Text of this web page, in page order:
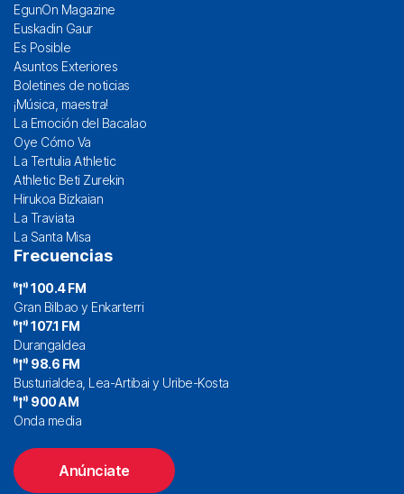
EgunOn Magazine
Euskadin Gaur
Es Posible
Asuntos Exteriores
Boletines de noticias
¡Música, maestra!
La Emoción del Bacalao
Oye Cómo Va
La Tertulia Athletic
Athletic Beti Zurekin
Hirukoa Bizkaian
La Traviata
La Santa Misa
Frecuencias
100.4 FM
Gran Bilbao y Enkarterri
107.1 FM
Durangaldea
98.6 FM
Busturialdea, Lea-Artibai y Uribe-Kosta
900 AM
Onda media
Anúnciate